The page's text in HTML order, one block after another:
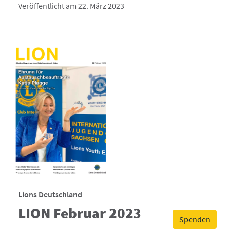
Spenden
Veröffentlicht am 22. März 2023
Lions Deutschland
LION Februar 2023